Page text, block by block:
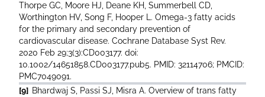
Thorpe GC, Moore HJ, Deane KH, Summerbell CD,
Worthington HV, Song F, Hooper L. Omega-3 fatty acids
for the primary and secondary prevention of
cardiovascular disease. Cochrane Database Syst Rev.
2020 Feb 29;3(3):CD003177. doi:
10.1002/14651858.CD003177.pub5. PMID: 32114706; PMCID:
PMC7049091.
[9] Bhardwaj S, Passi SJ, Misra A. Overview of trans fatty